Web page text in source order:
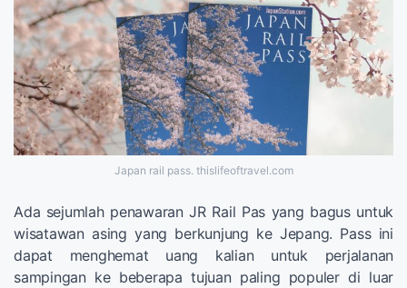
Japan rail pass. thislifeoftravel.com
Ada sejumlah penawaran JR Rail Pas yang bagus untuk
wisatawan asing yang berkunjung ke Jepang. Pass ini
dapat menghemat uang kalian untuk perjalanan
sampingan ke beberapa tujuan paling populer di luar